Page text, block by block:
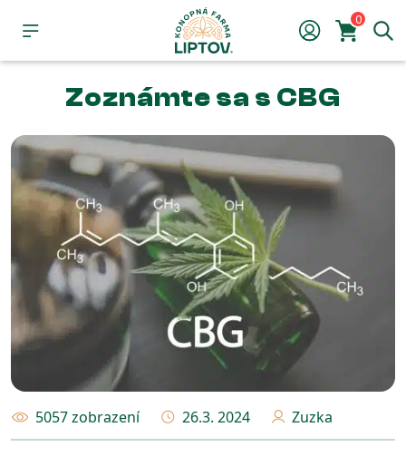
0
Zoznámte sa s CBG
5057 zobrazení 26.3. 2024 Zuzka